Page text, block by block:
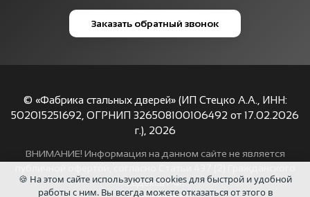
Заказать обратный звонок
© «Фабрика стальных дверей» (ИП Стецко А.А., ИНН:
502015251692, ОГРНИП 326508100106492 от 17.02.2026
г.), 2026
ВНИМАНИЕ! Информация на данном сайте не является
кодекса РФ.
🍪 На этом сайте используются cookies для быстрой и удобной
работы с ним. Вы всегда можете отказаться от этого в